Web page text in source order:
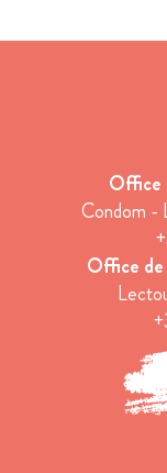
Office
Condom -
Office de